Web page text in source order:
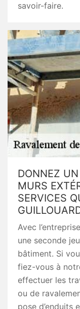
savoir-faire.
DONNEZ
MURS
SERVICES
Avec
une seconde
bâtiment. Si
fiez-vous à
effectuer les
ou de
pose d’enduits